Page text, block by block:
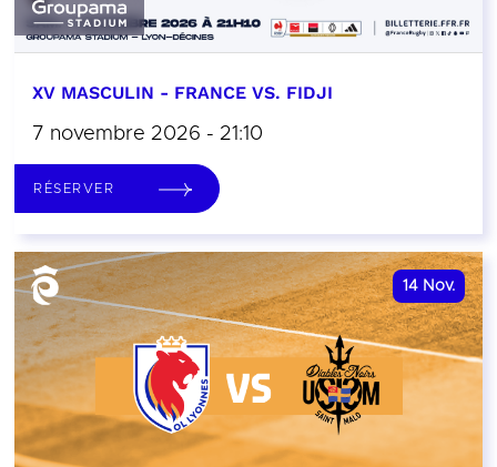
XV MASCULIN - FRANCE VS. FIDJI
7 novembre 2026 - 21:10
RÉSERVER
14 Nov.